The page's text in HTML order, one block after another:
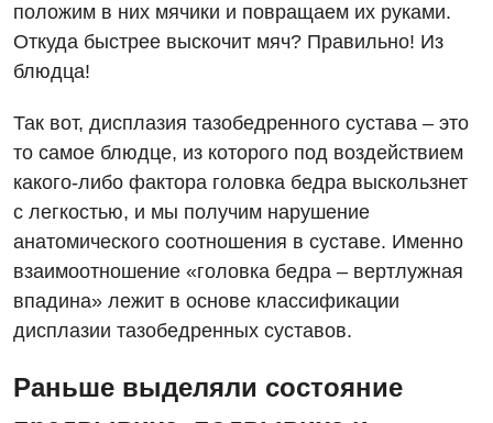
Терапия
Хирургическое отделение
Эндокринология
Для детей
Детская аллергология
Детская гастроэнтерология
Детская гинекология
положим в них мячики и повращаем их руками.
Откуда быстрее выскочит мяч? Правильно! Из
блюдца!
Так вот, дисплазия тазобедренного сустава – это
то самое блюдце, из которого под воздействием
какого-либо фактора головка бедра выскользнет
с легкостью, и мы получим нарушение
анатомического соотношения в суставе. Именно
взаимоотношение «головка бедра – вертлужная
впадина» лежит в основе классификации
дисплазии тазобедренных суставов.
Раньше выделяли состояние